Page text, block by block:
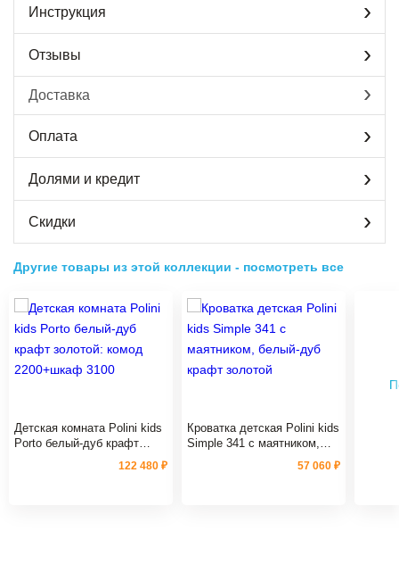
Инструкция
Отзывы
Доставка
Оплата
Долями и кредит
Скидки
Другие товары из этой коллекции - посмотреть все
Детская комната Polini kids
Porto белый-дуб крафт
золотой: комод 2200+шкаф
122 480 ₽
Кроватка детская Polini kids
Simple 341 с маятником,
57 060 ₽